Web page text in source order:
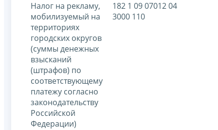
Налог на рекламу,
мобилизуемый на
территориях
городских округов
(суммы денежных
взысканий
(штрафов) по
соответствующему
платежу согласно
законодательству
Российской
Федерации)
182 1 09 07012 04
3000 110